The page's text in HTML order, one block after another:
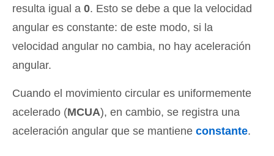
resulta igual a 0. Esto se debe a que la velocidad
angular es constante: de este modo, si la
velocidad angular no cambia, no hay aceleración
angular.
Cuando el movimiento circular es uniformemente
acelerado (MCUA), en cambio, se registra una
aceleración angular que se mantiene constante.